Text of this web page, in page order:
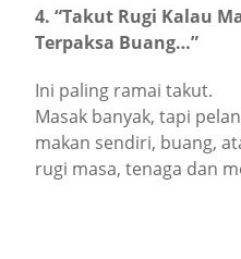
4. “Takut Rugi Kalau
Terpaksa Buang…”
Ini paling ramai takut.
Masak banyak, tapi
makan sendiri, buang,
rugi masa, tenaga dan